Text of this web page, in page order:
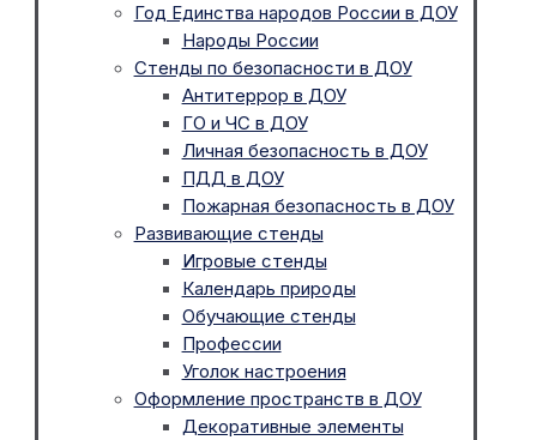
Год Единства народов России в ДОУ
Народы России
Стенды по безопасности в ДОУ
Антитеррор в ДОУ
ГО и ЧС в ДОУ
Личная безопасность в ДОУ
ПДД в ДОУ
Пожарная безопасность в ДОУ
Развивающие стенды
Игровые стенды
Календарь природы
Обучающие стенды
Профессии
Уголок настроения
Оформление пространств в ДОУ
Декоративные элементы